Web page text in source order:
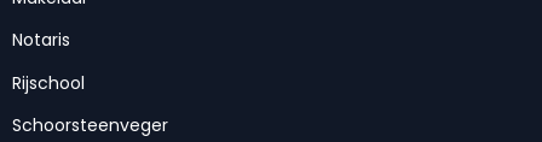
Notaris
Rijschool
Schoorsteenveger